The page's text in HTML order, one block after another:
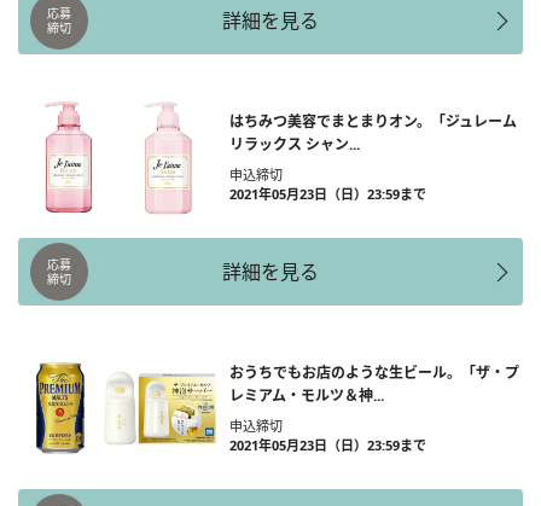
詳細を見る
応募
締切
はちみつ美容でまとまりオン。「ジュレーム
リラックス シャン...
申込締切
2021年05月23日（日）23:59まで
詳細を見る
応募
締切
おうちでもお店のような生ビール。「ザ・プ
レミアム・モルツ＆神...
申込締切
2021年05月23日（日）23:59まで